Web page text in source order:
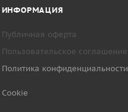
ИНФОРМАЦИЯ
Публичная оферта
Пользовательское соглашение
Политика конфиденциальности
Cookie